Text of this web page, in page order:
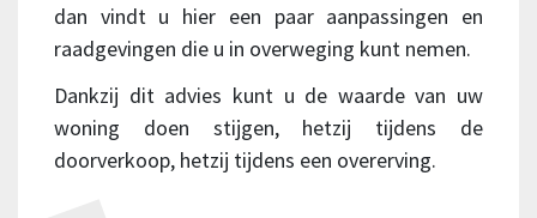
dan vindt u hier een paar aanpassingen en
raadgevingen die u in overweging kunt nemen.
Dankzij dit advies kunt u de waarde van uw
woning doen stijgen, hetzij tijdens de
doorverkoop, hetzij tijdens een overerving.